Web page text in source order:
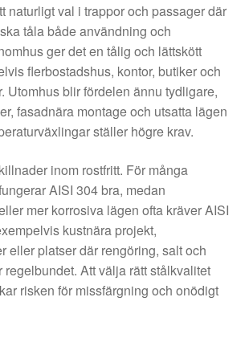
naturligt val i trappor och passager där
tåla både användning och
ger det en tålig och lättskött
flerbostadshus, kontor, butiker och
Utomhus blir fördelen ännu tydligare,
fasadnära montage och utsatta lägen
ställer högre krav.
inom rostfritt. För många
AISI 304 bra, medan
mer korrosiva lägen ofta kräver AISI
kustnära projekt,
eller platser där rengöring, salt och
regelbundet. Att välja rätt stålkvalitet
risken för missfärgning och onödigt